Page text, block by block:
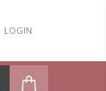
LOGIN